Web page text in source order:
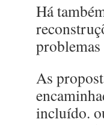
Há
problemas
As
incluído.